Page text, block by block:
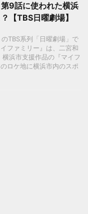
第9話に使われた横浜
【TBS日曜劇場】
TBS系列「日曜劇場」で
ファミリー』は、二宮和
浜市支援作品の『マイフ
ロケ地に横浜市内のスポ